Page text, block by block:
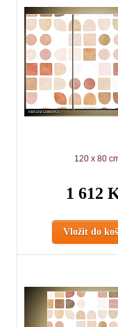
120 x 80
1 612
Vložit do